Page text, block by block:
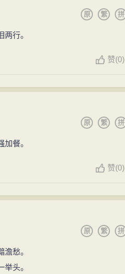
拼
繁
原
行。
赞(0)
拼
繁
原
餐。
赞(0)
拼
繁
原
愁。
头。